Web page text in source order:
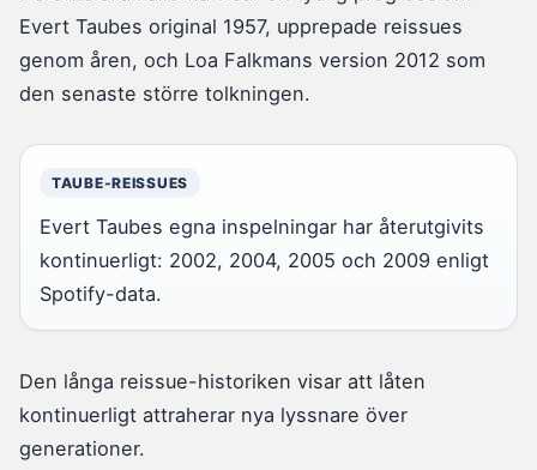
Evert Taubes original 1957, upprepade reissues
genom åren, och Loa Falkmans version 2012 som
den senaste större tolkningen.
TAUBE-REISSUES
Evert Taubes egna inspelningar har återutgivits
kontinuerligt: 2002, 2004, 2005 och 2009 enligt
Spotify-data.
Den långa reissue-historiken visar att låten
kontinuerligt attraherar nya lyssnare över
generationer.